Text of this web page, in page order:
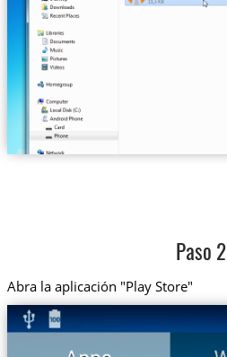
Paso 2
Abra la aplicación "Play Store"